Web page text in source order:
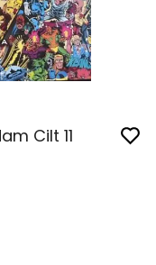
Cilt 11